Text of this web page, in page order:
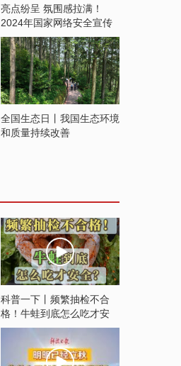
亮点纷呈 氛围感拉满！
2024年国家网络安全宣传
周开启
全国生态日丨我国生态环境
和质量持续改善
科普一下丨频繁抽检不合
格！牛蛙到底怎么吃才安
全？